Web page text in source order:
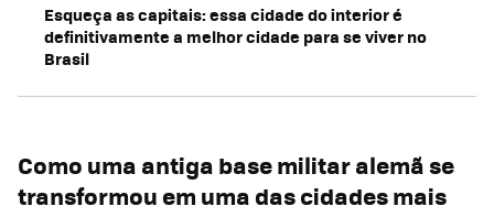
Esqueça as capitais: essa cidade do interior é
definitivamente a melhor cidade para se viver no
Brasil
Como uma antiga base militar alemã se
transformou em uma das cidades mais